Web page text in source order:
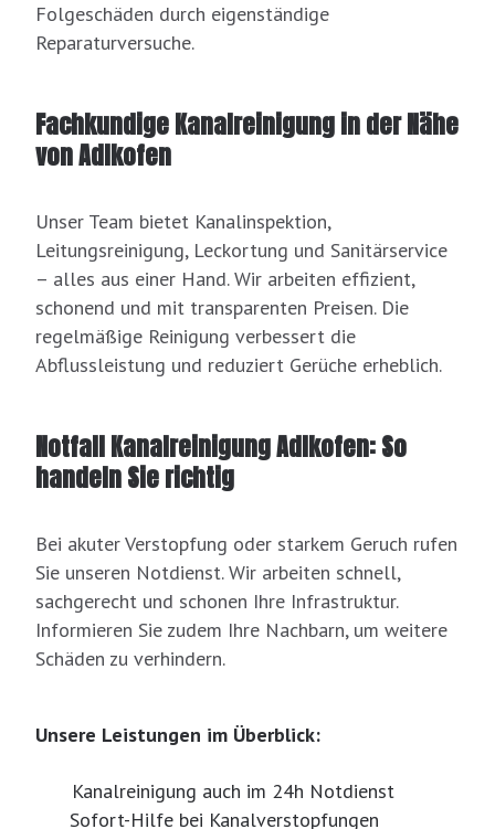
Folgeschäden durch eigenständige
Reparaturversuche.
Fachkundige Kanalreinigung in der Nähe
von Adlkofen
Unser Team bietet Kanalinspektion,
Leitungsreinigung, Leckortung und Sanitärservice
– alles aus einer Hand. Wir arbeiten effizient,
schonend und mit transparenten Preisen. Die
regelmäßige Reinigung verbessert die
Abflussleistung und reduziert Gerüche erheblich.
Notfall Kanalreinigung Adlkofen: So
handeln Sie richtig
Bei akuter Verstopfung oder starkem Geruch rufen
Sie unseren Notdienst. Wir arbeiten schnell,
sachgerecht und schonen Ihre Infrastruktur.
Informieren Sie zudem Ihre Nachbarn, um weitere
Schäden zu verhindern.
Unsere Leistungen im Überblick:
Kanalreinigung auch im 24h Notdienst
Sofort-Hilfe bei Kanalverstopfungen